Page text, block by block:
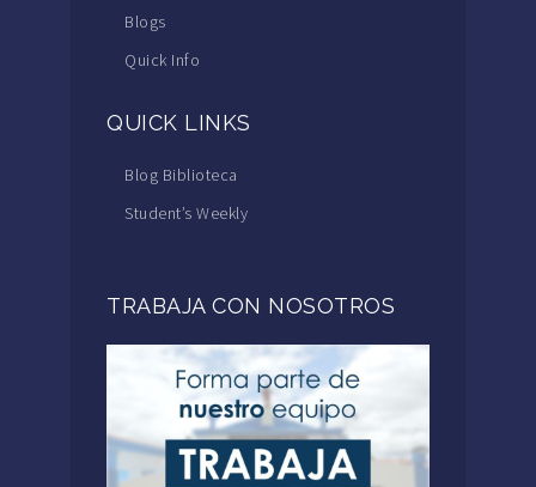
Blogs
Quick Info
QUICK LINKS
Blog Biblioteca
Student’s Weekly
TRABAJA CON NOSOTROS